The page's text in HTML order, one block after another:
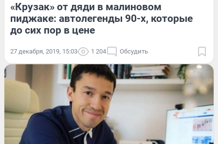
«Крузак» от дяди в малиновом
пиджаке: автолегенды 90-х, которые
до сих пор в цене
27 декабря, 2019, 15:03 1 204 Обсудить